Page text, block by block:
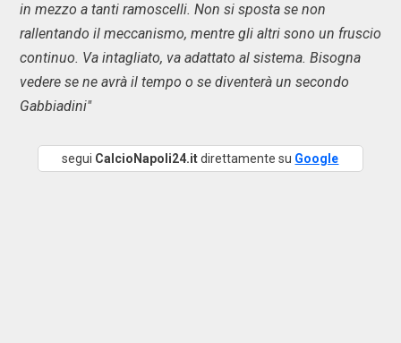
in mezzo a tanti ramoscelli. Non si sposta se non
rallentando il meccanismo, mentre gli altri sono un fruscio
continuo. Va intagliato, va adattato al sistema. Bisogna
vedere se ne avrà il tempo o se diventerà un secondo
Gabbiadini"
segui CalcioNapoli24.itdirettamente su Google